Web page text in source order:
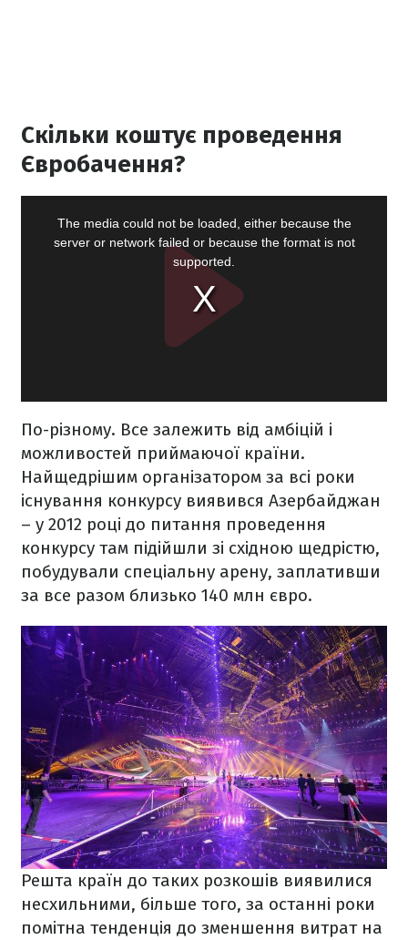
Скільки коштує проведення
Євробачення?
По-різному. Все залежить від амбіцій і
можливостей приймаючої країни.
Найщедрішим організатором за всі роки
існування конкурсу виявився Азербайджан
– у 2012 році до питання проведення
конкурсу там підійшли зі східною щедрістю,
побудували спеціальну арену, заплативши
за все разом близько 140 млн євро.
Решта країн до таких розкошів виявилися
несхильними, більше того, за останні роки
помітна тенденція до зменшення витрат на